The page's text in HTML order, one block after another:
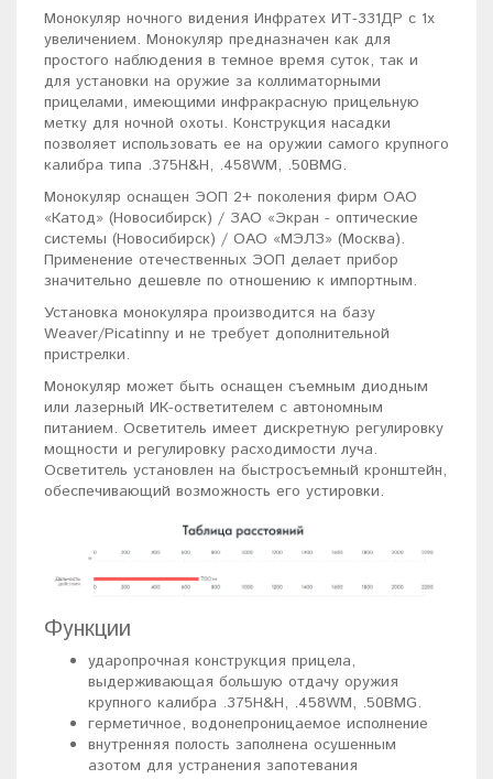
Монокуляр ночного видения Инфратех ИТ-331ДР с 1х
увеличением. Монокуляр предназначен как для
простого наблюдения в темное время суток, так и
для установки на оружие за коллиматорными
прицелами, имеющими инфракрасную прицельную
метку для ночной охоты. Конструкция насадки
позволяет использовать ее на оружии самого крупного
калибра типа .375H&H, .458WM, .50BMG.
Монокуляр оснащен ЭОП 2+ поколения фирм ОАО
«Катод» (Новосибирск) / ЗАО «Экран - оптические
системы (Новосибирск) / ОАО «МЭЛЗ» (Москва).
Применение отечественных ЭОП делает прибор
значительно дешевле по отношению к импортным.
Установка монокуляра производится на базу
Weaver/Picatinny и не требует дополнительной
пристрелки.
Монокуляр может быть оснащен съемным диодным
или лазерный ИК-остветителем с автономным
питанием. Осветитель имеет дискретную регулировку
мощности и регулировку расходимости луча.
Осветитель установлен на быстросъемный кронштейн,
обеспечивающий возможность его устировки.
Функции
ударопрочная конструкция прицела,
выдерживающая большую отдачу оружия
крупного калибра .375Н&H, .458WM, .50BMG.
герметичное, водонепроницаемое исполнение
внутренняя полость заполнена осушенным
азотом для устранения запотевания